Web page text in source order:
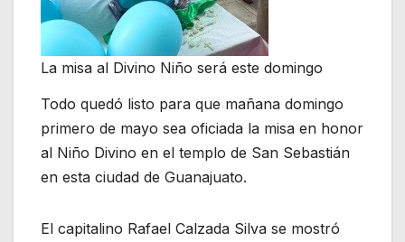
La misa al Divino Niño será este domingo
Todo quedó listo para que mañana domingo
primero de mayo sea oficiada la misa en honor
al Niño Divino en el templo de San Sebastián
en esta ciudad de Guanajuato.
El capitalino Rafael Calzada Silva se mostró